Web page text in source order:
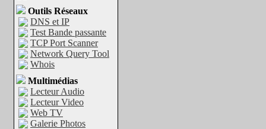
Outils Réseaux
DNS et IP
Test Bande passante
TCP Port Scanner
Network Query Tool
Whois
Multimédias
Lecteur Audio
Lecteur Video
Web TV
Galerie Photos